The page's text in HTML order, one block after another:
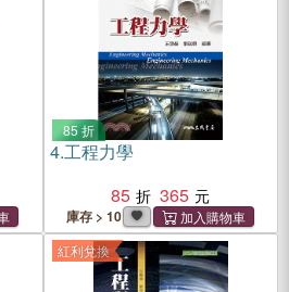
85 折
4.工程力學
85
365
庫存 > 10
紅利兌換